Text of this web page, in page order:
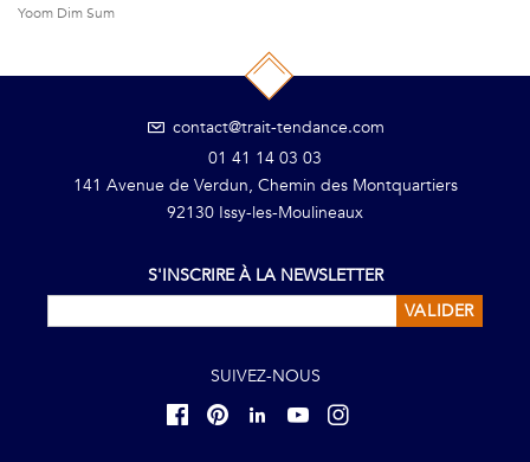
Yoom Dim Sum
contact@trait-tendance.com
01 41 14 03 03
141 Avenue de Verdun, Chemin des Montquartiers
92130 Issy-les-Moulineaux
S'INSCRIRE À LA NEWSLETTER
VALIDER
SUIVEZ-NOUS